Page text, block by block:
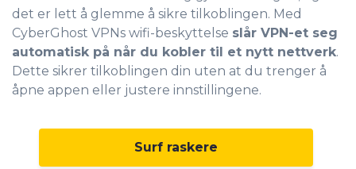
det er lett å glemme å sikre tilkoblingen. Med
CyberGhost VPNs wifi-beskyttelse slår VPN-et seg
automatisk på når du kobler til et nytt nettverk.
Dette sikrer tilkoblingen din uten at du trenger å
åpne appen eller justere innstillingene.
Surf raskere